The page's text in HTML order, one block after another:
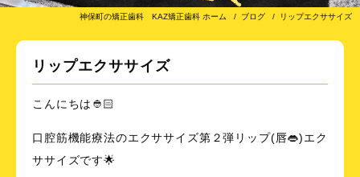
神保町の矯正歯科 KAZ矯正歯科 ホーム ブログ リップエクササイズ
リップエクササイズ
こんにちは👲🏻
口腔筋機能療法のエクササイズ第２弾リップ(唇👄)エク
ササイズです🌟